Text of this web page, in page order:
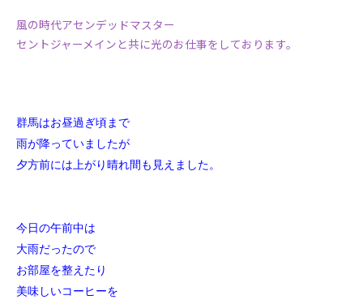
風の時代アセンデッドマスター
セントジャーメインと共に光のお仕事をしております。
群馬はお昼過ぎ頃まで
雨が降っていましたが
夕方前には上がり晴れ間も見えました。
今日の午前中は
大雨だったので
お部屋を整えたり
美味しいコーヒーを